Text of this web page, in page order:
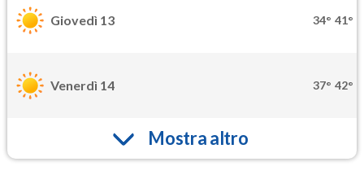
Giovedì 13 34° 41°
Venerdì 14 37° 42°
Mostra altro